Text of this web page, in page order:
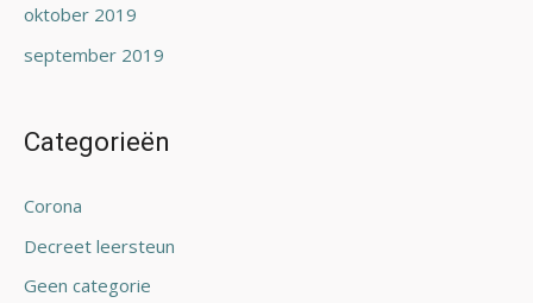
oktober 2019
september 2019
Categorieën
Corona
Decreet leersteun
Geen categorie